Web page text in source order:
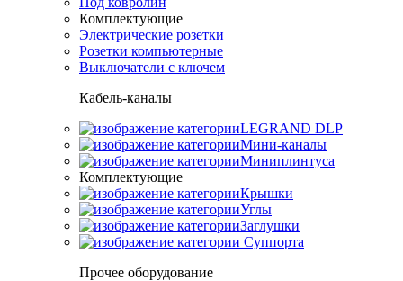
Комплектующие
Электрические розетки
Розетки компьютерные
Выключатели с ключем
Кабель-каналы
LEGRAND DLP
Мини-каналы
Миниплинтуса
Комплектующие
Крышки
Углы
Заглушки
Суппорта
Прочее оборудование